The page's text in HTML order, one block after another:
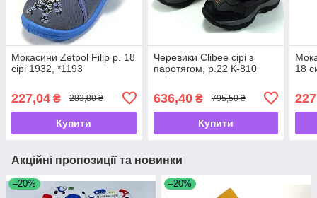
Мокасини Zetpol Filip р. 18
сірі 1932, *1193
227,04 ₴ 283,80 ₴
Купити
Черевики Clibee сірі з
паротягом, р.22 К-810
636,40₴ 795,50 ₴
Купити
18
Акційні пропозиції та новинки
–20% –20%